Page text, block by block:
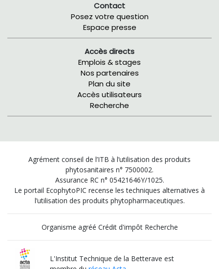
Contact
Posez votre question
Espace presse
Accès directs
Emplois & stages
Nos partenaires
Plan du site
Accès utilisateurs
Recherche
Agrément conseil de l’ITB à l’utilisation des produits
phytosanitaires n° 7500002.
Assurance RC n° 05421646Y/1025.
Le portail EcophytoPIC recense les techniques alternatives à
l’utilisation des produits phytopharmaceutiques.
Organisme agréé Crédit d'impôt Recherche
L'Institut Technique de la Betterave est